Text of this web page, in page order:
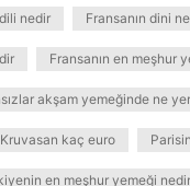
nedir Fransanın dini
Fransanın en meşhur
akşam yemeğinde ne yer
Kruvasan kaç euro
en meşhur yemeği nedir